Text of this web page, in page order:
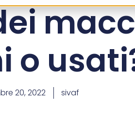
o
20, 2022 sivaf